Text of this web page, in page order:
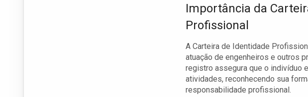
Importância da
Profissional
A Carteira de Identidade
atuação de engenheiros e outros
registro assegura que o indivíduo
atividades, reconhecendo sua
responsabilidade profissional.